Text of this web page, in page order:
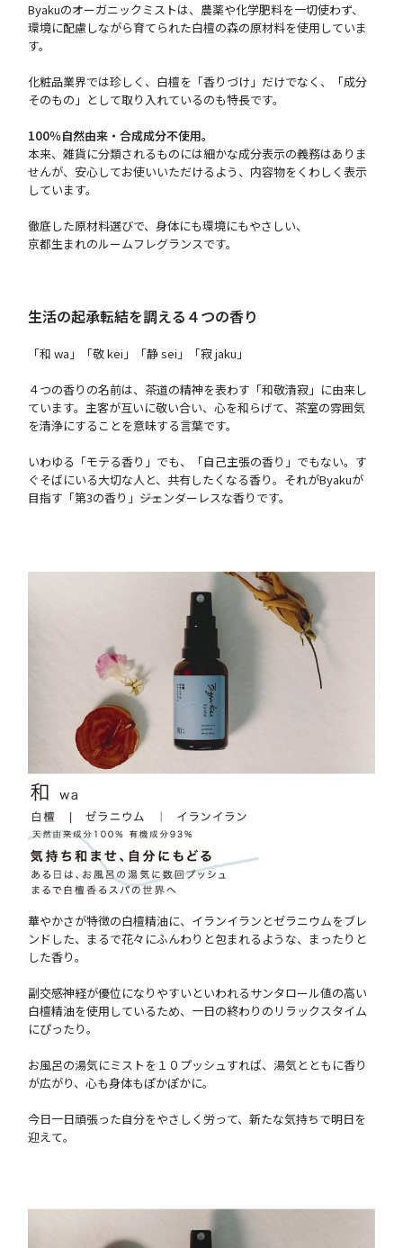
Byakuのオーガニックミストは、農薬や化学肥料を一切使わず、
環境に配慮しながら育てられた白檀の森の原材料を使用していま
す。
化粧品業界では珍しく、白檀を「香りづけ」だけでなく、「成分
そのもの」として取り入れているのも特長です。
100％自然由来・合成成分不使用。
本来、雑貨に分類されるものには細かな成分表示の義務はありま
せんが、安心してお使いいただけるよう、内容物をくわしく表示
しています。
徹底した原材料選びで、身体にも環境にもやさしい、
京都生まれのルームフレグランスです。
生活の起承転結を調える４つの香り
「和 wa」「敬 kei」「静 sei」「寂 jaku」
４つの香りの名前は、茶道の精神を表わす「和敬清寂」に由来し
ています。主客が互いに敬い合い、心を和らげて、茶室の雰囲気
を清浄にすることを意味する言葉です。
いわゆる「モテる香り」でも、「自己主張の香り」でもない。す
ぐそばにいる大切な人と、共有したくなる香り。それがByakuが
目指す「第3の香り」――ジェンダーレスな香りです。
華やかさが特徴の白檀精油に、イランイランとゼラニウムをブレ
ンドした、まるで花々にふんわりと包まれるような、まったりと
した香り。
副交感神経が優位になりやすいといわれるサンタロール値の高い
白檀精油を使用しているため、一日の終わりのリラックスタイム
にぴったり。
お風呂の湯気にミストを１０プッシュすれば、湯気とともに香り
が広がり、心も身体もぽかぽかに。
今日一日頑張った自分をやさしく労って、新たな気持ちで明日を
迎えて。